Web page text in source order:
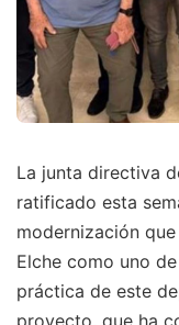
La junta directiva
ratificado esta
modernización
Elche como uno
práctica de este